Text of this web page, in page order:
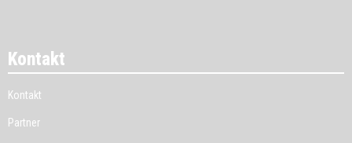
Kontakt
Kontakt
Partner